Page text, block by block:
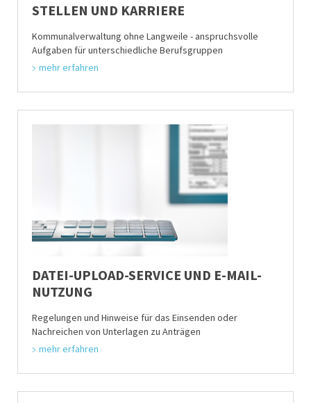
STELLEN UND KARRIERE
Kommunalverwaltung ohne Langweile - anspruchsvolle
Aufgaben für unterschiedliche Berufsgruppen
mehr erfahren
DATEI-UPLOAD-SERVICE UND E-MAIL-
NUTZUNG
Regelungen und Hinweise für das Einsenden oder
Nachreichen von Unterlagen zu Anträgen
mehr erfahren